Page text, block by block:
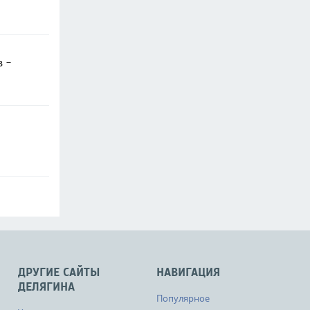
-
НАВИГАЦИЯ
Популярное
ДРУГИЕ САЙТЫ
ДЕЛЯГИНА